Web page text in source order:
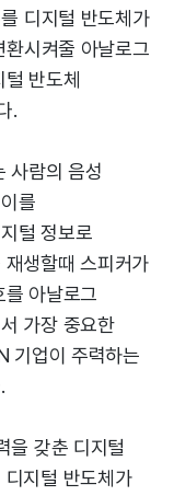
디지털 반도체가
시켜줄 아날로그
반도체
.
사람의 음성
를
털 정보로
생할때 스피커가
아날로그
가장 중요한
기업이 주력하는
을 갖춘 디지털
지털 반도체가